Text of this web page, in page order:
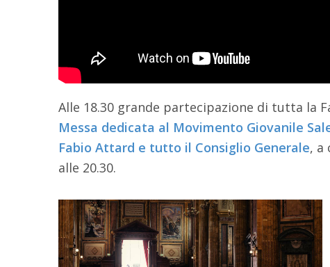
Alle 18.30 grande partecipazione di tutta la
Messa dedicata al Movimento Giovanile
Fabio Attard e tutto il Consiglio Generale, a
alle 20.30.